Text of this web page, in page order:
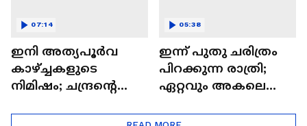
ഇനി അത്യപൂര്‍വ
കാഴ്ച്ചകളുടെ
നിമിഷം; ചന്ദ്രന്റെ
ഒറിയോണിന്റെ യാത്ര
07:14
ഇന്ന് പുതു ചരിത്രം
പിറക്കുന്ന രാത്രി;
ഏറ്റവും അകലെ
05:38